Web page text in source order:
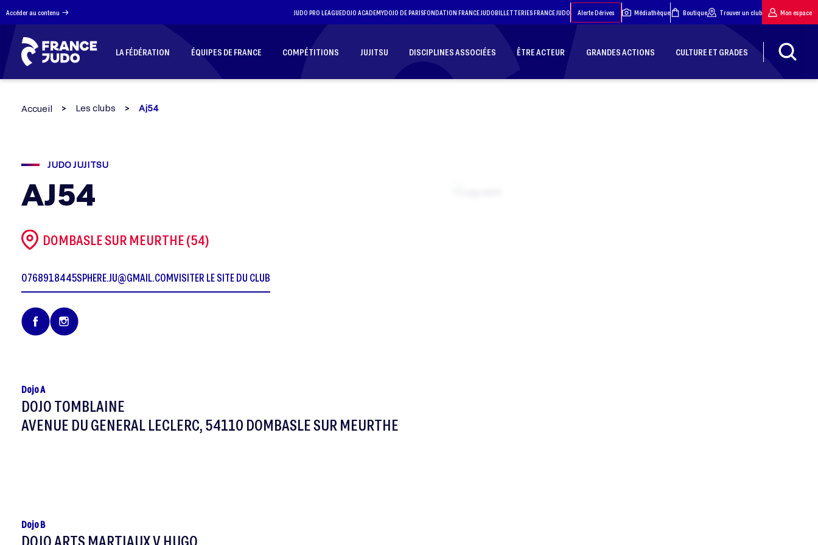
Accéder au contenu JUDO PRO LEAGUEDOJO ACADEMYDOJO DE PARISFONDATION FRANCE JUDOBILLETTERIES FRANCE JUDO Alerte Dérives Médiathèque Boutique Trouver un club Mon espace
LA FÉDÉRATION ÉQUIPES DE FRANCE COMPÉTITIONS JUJITSU DISCIPLINES ASSOCIÉES ÊTRE ACTEUR GRANDES ACTIONS CULTURE ET GRADES
Accueil Les clubs Aj54
JUDO JUJITSU
AJ54
DOMBASLE SUR MEURTHE (54)
0768918445SPHERE.JU@GMAIL.COMVISITER LE SITE DU CLUB
Dojo A
DOJO TOMBLAINE
AVENUE DU GENERAL LECLERC, 54110 DOMBASLE SUR MEURTHE
Dojo B
DOJO ARTS MARTIAUX V HUGO
Panneau de gestion des cookies